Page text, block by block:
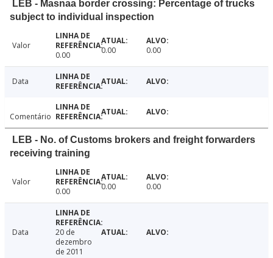
LEB - Masnaa border crossing: Percentage of trucks
subject to individual inspection
Valor
0.00
0.00 0.00
Data
Comentário
LEB - No. of Customs brokers and freight forwarders
receiving training
Valor
0.00
0.00 0.00
Data
20 de
dezembro
de 2011